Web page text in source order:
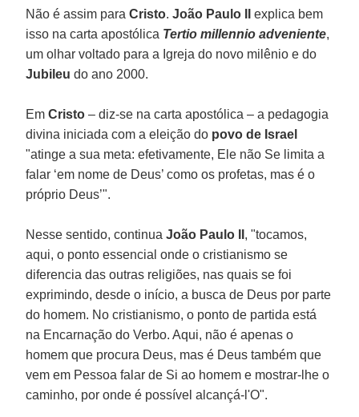
Não é assim paraCristo.João Paulo II
explica bem
isso na carta apostólica Tertio millennio adveniente,
um olhar voltado para a Igreja do novo milênio e do
Jubileu do ano 2000.
EmCristo – diz-se na carta apostólica – a pedagogia
divina iniciada com a eleição do povo de Israel
"atinge a sua meta: efetivamente, Ele não Se limita a
falar ‘em nome de Deus’ como os profetas, mas é o
próprio Deus’".
Nesse sentido, continuaJoão Paulo II , "tocamos,
aqui, o ponto essencial onde o cristianismo se
diferencia das outras religiões, nas quais se foi
exprimindo, desde o início, a busca de Deus por parte
do homem. No cristianismo, o ponto de partida está
na Encarnação do Verbo. Aqui, não é apenas o
homem que procura Deus, mas é Deus também que
vem em Pessoa falar de Si ao homem e mostrar-lhe o
caminho, por onde é possível alcançá-l'O".